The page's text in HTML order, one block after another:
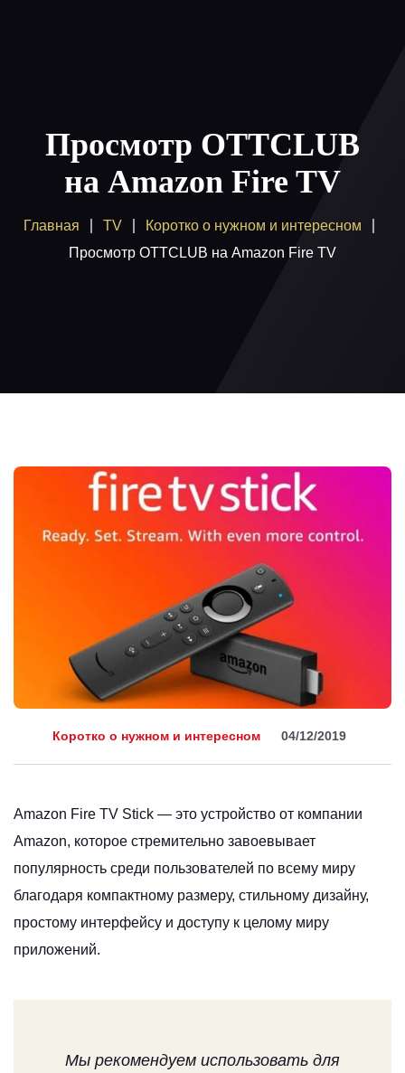
Как смотреть
Купить
Помощь
Просмотр OTTCLUB
на Amazon Fire TV
Главная TV
Коротко о нужном и интересном
Просмотр OTTCLUB на Amazon Fire TV
Коротко о нужном и интересном 04/12/2019
Amazon Fire TV Stick — это устройство от компании
Amazon, которое стремительно завоевывает
популярность среди пользователей по всему миру
благодаря компактному размеру, стильному дизайну,
простому интерфейсу и доступу к целому миру
приложений.
Мы рекомендуем использовать для